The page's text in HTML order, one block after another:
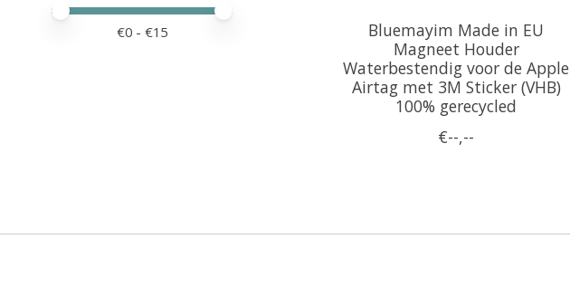
Minimale prijswaarde
Price maximum value
€0 - €15
Bluemayim Made in EU
Magneet Houder
Waterbestendig voor de Apple
Airtag met 3M Sticker (VHB)
100% gerecycled
€--,--